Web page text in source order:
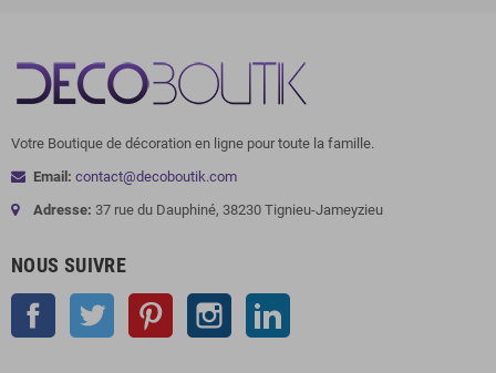
Votre Boutique de décoration en ligne pour toute la famille.
Email: contact@decoboutik.com
Adresse: 37 rue du Dauphiné, 38230 Tignieu-Jameyzieu
NOUS SUIVRE
Facebook Twitter Pinterest Instagram